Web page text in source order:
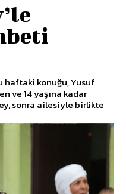
haftaki konuğu, Yusuf
sonra ailesiyle birlikte